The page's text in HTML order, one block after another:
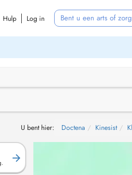
Hulp Log in Bent u een arts of
U bent hier: Doctena Kinesist